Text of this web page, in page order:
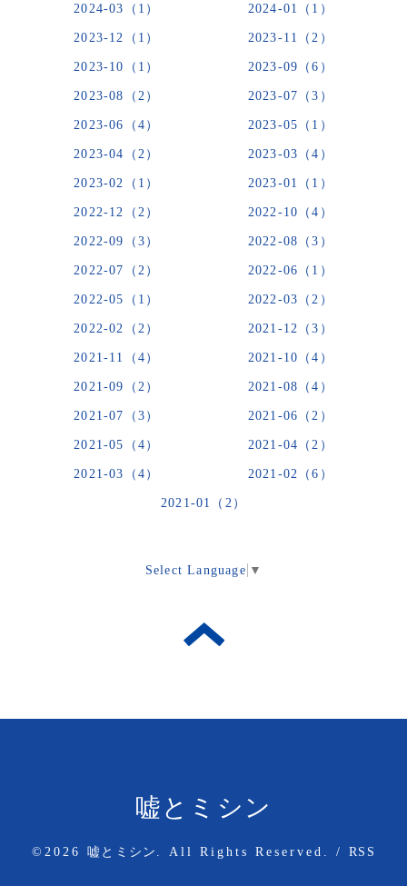
2024-03（1） 2024-01（1）
2023-12（1） 2023-11（2）
2023-10（1） 2023-09（6）
2023-08（2） 2023-07（3）
2023-06（4） 2023-05（1）
2023-04（2） 2023-03（4）
2023-02（1） 2023-01（1）
2022-12（2） 2022-10（4）
2022-09（3） 2022-08（3）
2022-07（2） 2022-06（1）
2022-05（1） 2022-03（2）
2022-02（2） 2021-12（3）
2021-11（4） 2021-10（4）
2021-09（2） 2021-08（4）
2021-07（3） 2021-06（2）
2021-05（4） 2021-04（2）
2021-03（4） 2021-02（6）
2021-01（2）
Select Language ▼
嘘とミシン
©2026嘘とミシン . All Rights Reserved. /RSS